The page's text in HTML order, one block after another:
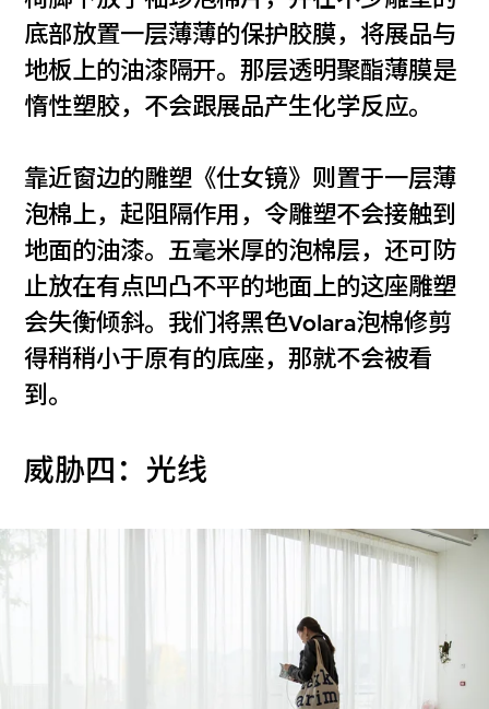
底部放置一层薄薄的保护胶膜，将展品与
地板上的油漆隔开。那层透明聚酯薄膜是
惰性塑胶，不会跟展品产生化学反应。
靠近窗边的雕塑《仕女镜》则置于一层薄
泡棉上，起阻隔作用，令雕塑不会接触到
地面的油漆。五毫米厚的泡棉层，还可防
止放在有点凹凸不平的地面上的这座雕塑
会失衡倾斜。我们将黑色Volara泡棉修剪
得稍稍小于原有的底座，那就不会被看
到。
威胁四：光线